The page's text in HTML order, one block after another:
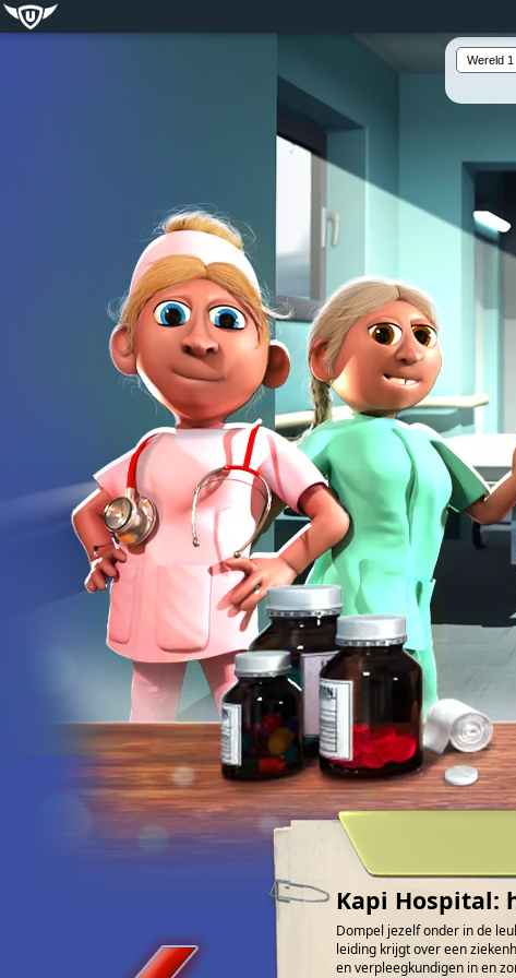
Kapi Hospital:
Dompel jezelf onder in de
leiding krijgt over een
en verpleegkundigen in en